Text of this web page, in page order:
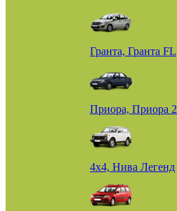
Гранта, Гранта FL
Приора, Приора 2
4х4, Нива Легенд